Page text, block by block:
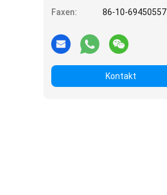
Faxen:
86-10-69450557
Kontakt